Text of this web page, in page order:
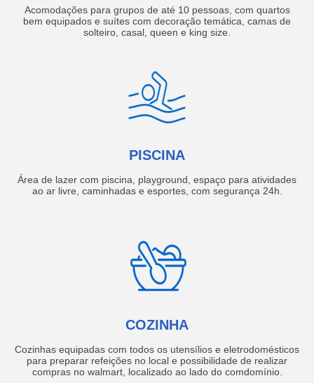
Acomodações para grupos de até 10 pessoas, com quartos
bem equipados e suítes com decoração temática, camas de
solteiro, casal, queen e king size.
PISCINA
Área de lazer com piscina, playground, espaço para atividades
ao ar livre, caminhadas e esportes, com segurança 24h.
COZINHA
Cozinhas equipadas com todos os utensílios e eletrodomésticos
para preparar refeições no local e possibilidade de realizar
compras no walmart, localizado ao lado do comdomínio.